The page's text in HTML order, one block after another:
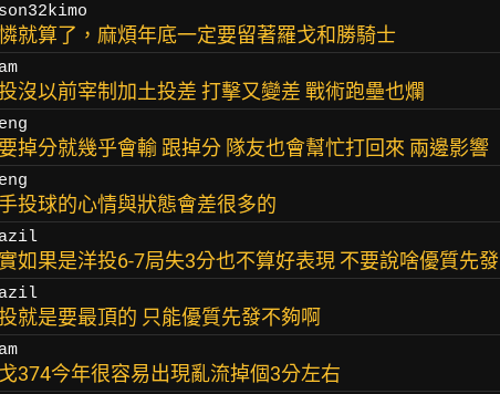
就算了，麻煩年底一定要留著羅戈和勝騎士
沒以前宰制加土投差 打擊又變差 戰術跑壘也爛
掉分就幾乎會輸 跟掉分 隊友也會幫忙打回來 兩邊影響
投球的心情與狀態會差很多的
如果是洋投6-7局失3分也不算好表現 不要說啥優質先發
就是要最頂的 只能優質先發不夠啊
374今年很容易出現亂流掉個3分左右